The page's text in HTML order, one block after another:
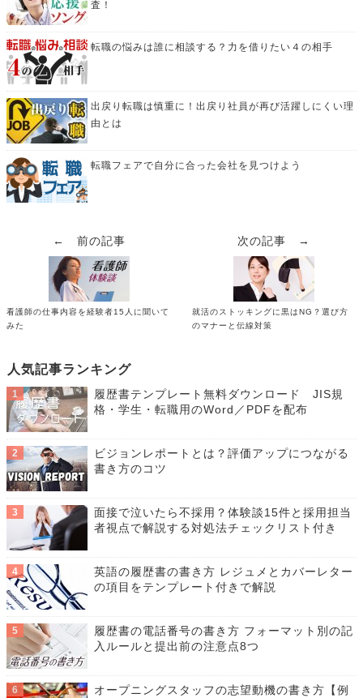
査！
転職の悩みは誰に相談する？力を借りたい４の相手
出戻り転職は慎重に！出戻り社員が再び活躍しにくい理
由とは
転職フェアで自分に合った会社を見つけよう
← 前の記事
看護師の仕事内容を経験者15人に聞いて
みた
次の記事 →
就活のストッキングに黒はNG？選び方
のマナーと伝線対策
人気記事ランキング
履歴書テンプレート無料ダウンロード JIS規
格・学生・転職用のWord／PDFを配布
ビジョンレポートとは？評価アップにつながる
書き方のコツ
面接で泣いたら不採用？体験談15件と採用担当
者視点で解説する対処法チェックリスト付き
英語の履歴書の書き方 レジュメとカバーレター
の項目をテンプレート付きで解説
履歴書の電話番号の書き方 フォーマット別の記
入ルールと提出前の注意点8つ
オープニングスタッフの志望動機の書き方【例